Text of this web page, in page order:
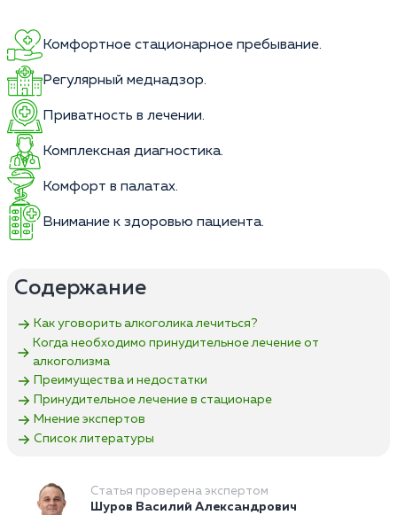
Комфортное стационарное пребывание.
Регулярный меднадзор.
Приватность в лечении.
Комплексная диагностика.
Комфорт в палатах.
Внимание к здоровью пациента.
Содержание
Как уговорить алкоголика лечиться?
Когда необходимо принудительное лечение от
алкоголизма
Преимущества и недостатки
Принудительное лечение в стационаре
Мнение экспертов
Список литературы
Статья проверена экспертом
Шуров Василий Александрович